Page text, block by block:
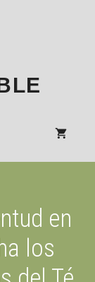
en
los